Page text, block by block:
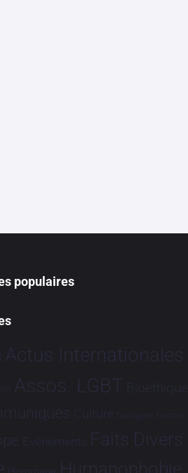
populaires
Actus Internationales
Assos. LGBT Bioéthique
Culture Dialogues France-
Evénements Faits Divers
Humanophobie